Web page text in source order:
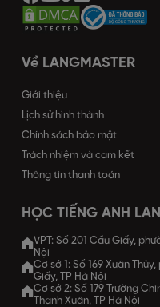
Về LANGMASTER
Giới thiệu
Lịch sử hình thành
Chính sách bảo mật
Trách nhiệm và cam kết
Thông tin thanh toán
HỌC TIẾNG ANH
VPT: Số 201 Cầu Giấy,
Nội
Cơ sở 1: Số 169 Xuân
Giấy, TP Hà Nội
Cơ sở 2: Số 179 Trường
Thanh Xuân, TP Hà Nội